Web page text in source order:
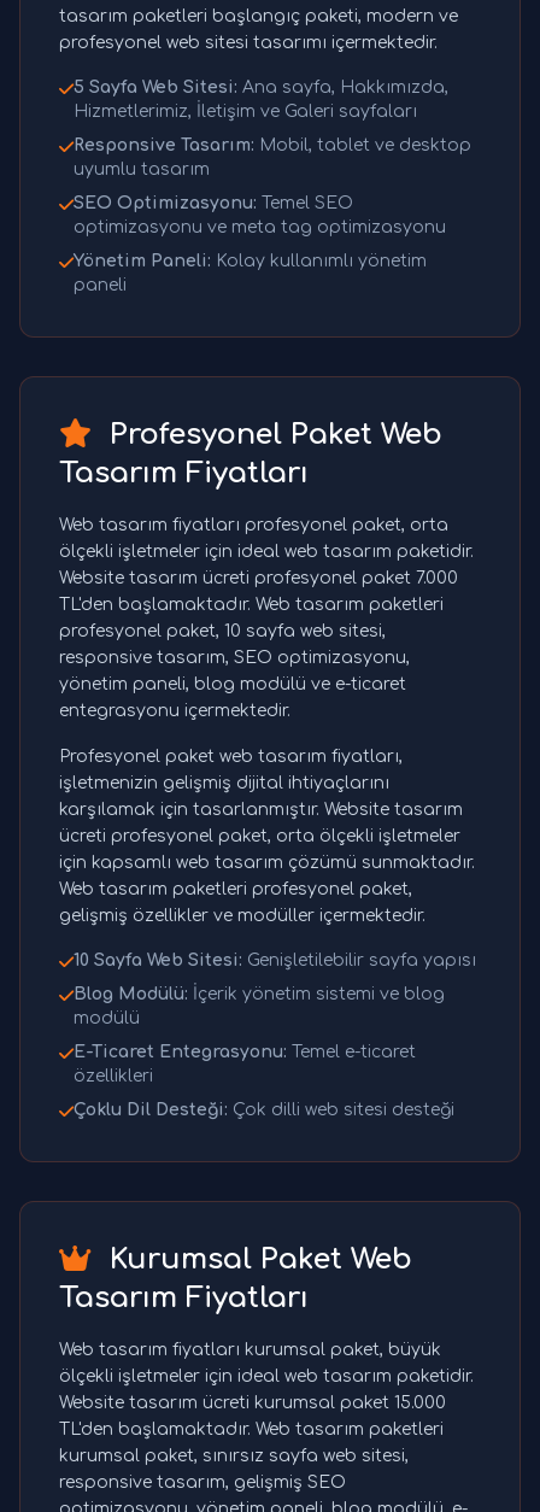
tasarım paketleri başlangıç paketi, modern ve
profesyonel web sitesi tasarımı içermektedir.
5 Sayfa Web Sitesi: Ana sayfa, Hakkımızda,
Hizmetlerimiz, İletişim ve Galeri sayfaları
Responsive Tasarım: Mobil, tablet ve desktop
uyumlu tasarım
SEO Optimizasyonu: Temel SEO
optimizasyonu ve meta tag optimizasyonu
Yönetim Paneli: Kolay kullanımlı yönetim
paneli
Profesyonel Paket Web
Tasarım Fiyatları
Web tasarım fiyatları profesyonel paket, orta
ölçekli işletmeler için ideal web tasarım paketidir.
Website tasarım ücreti profesyonel paket 7.000
TL'den başlamaktadır. Web tasarım paketleri
profesyonel paket, 10 sayfa web sitesi,
responsive tasarım, SEO optimizasyonu,
yönetim paneli, blog modülü ve e-ticaret
entegrasyonu içermektedir.
Profesyonel paket web tasarım fiyatları,
işletmenizin gelişmiş dijital ihtiyaçlarını
karşılamak için tasarlanmıştır. Website tasarım
ücreti profesyonel paket, orta ölçekli işletmeler
için kapsamlı web tasarım çözümü sunmaktadır.
Web tasarım paketleri profesyonel paket,
gelişmiş özellikler ve modüller içermektedir.
10 Sayfa Web Sitesi: Genişletilebilir sayfa yapısı
Blog Modülü: İçerik yönetim sistemi ve blog
modülü
E-Ticaret Entegrasyonu: Temel e-ticaret
özellikleri
Çoklu Dil Desteği: Çok dilli web sitesi desteği
Kurumsal Paket Web
Tasarım Fiyatları
Web tasarım fiyatları kurumsal paket, büyük
ölçekli işletmeler için ideal web tasarım paketidir.
Website tasarım ücreti kurumsal paket 15.000
TL'den başlamaktadır. Web tasarım paketleri
kurumsal paket, sınırsız sayfa web sitesi,
responsive tasarım, gelişmiş SEO